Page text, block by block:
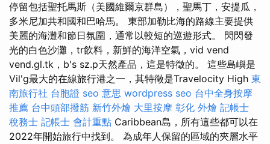
停留包括聖托馬斯（美國維爾京群島），聖馬丁，安提瓜，
多米尼加共和國和巴哈馬。 東部加勒比海的路線主要提供
美麗的海灘和節日氛圍，通常以較短的巡遊形式。 閃閃發
光的白色沙灘，tr飲料，新鮮的海洋空氣，vid vend
vend.gl.tk，b's sz.p天然產品，這是特徵的。 這些島嶼是
Vil'g最大的在線旅行港之一，其特徵是Travelocity High 東
南旅行社 台胞證 seo 意思 wordpress seo 台中全身按摩
推薦 台中頭部撥筋 新竹外燴 大里按摩 彰化 外燴 記帳士
稅務士 記帳士 會計重點 Caribbean島，所有這些都可以在
2022年開始旅行中找到。 為成年人保留的區域的夾層水平